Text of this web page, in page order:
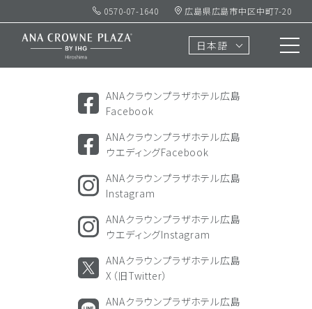
0570-07-1640 広島県広島市中区中町7-20
日本語
ソーシャル アカウント
SOCIAL ACCOUNTS
ANAクラウンプラザホテル広島
Facebook
ANAクラウンプラザホテル広島
ウエディングFacebook
ANAクラウンプラザホテル広島
Instagram
ANAクラウンプラザホテル広島
ウエディングInstagram
ANAクラウンプラザホテル広島
X（旧Twitter）
ANAクラウンプラザホテル広島